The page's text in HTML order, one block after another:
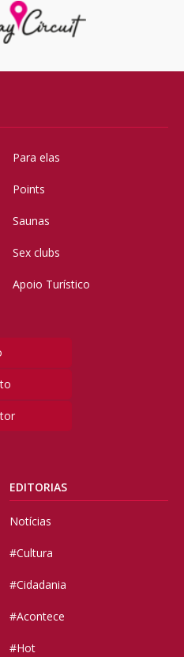
Para elas
Points
Saunas
Sex clubs
Apoio Turístico
EDITORIAS
Notícias
#Cultura
#Cidadania
#Acontece
#Hot